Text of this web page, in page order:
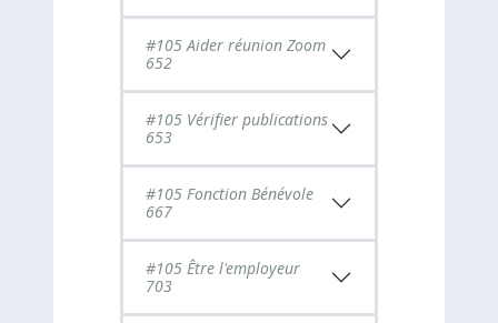
#105 Aider réunion Zoom
652
#105 Vérifier publications
653
#105 Fonction Bénévole
667
#105 Être l'employeur
703